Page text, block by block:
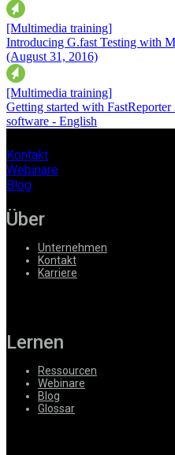
[Multimedia training]
Introducing G.fast Testing with
(August 31, 2016)
[Multimedia training]
Getting started with
software - English
Kontakt
Webinare
Blog
Über
Unternehmen
Kontakt
Karriere
Lernen
Ressourcen
Webinare
Blog
Glossar